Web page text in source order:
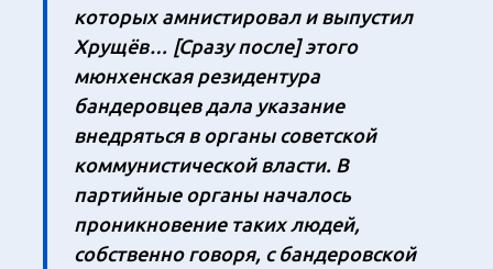
которых амнистировал и выпустил
Хрущёв… [Сразу после] этого
мюнхенская резидентура
бандеровцев дала указание
внедряться в органы советской
коммунистической власти. В
партийные органы началось
проникновение таких людей,
собственно говоря, с бандеровской